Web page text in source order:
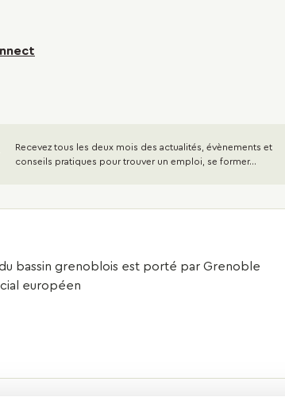
Recevez tous les deux mois des actualités, évènements et
conseils pratiques pour trouver un emploi, se former...
du bassin grenoblois est porté par Grenoble
européen